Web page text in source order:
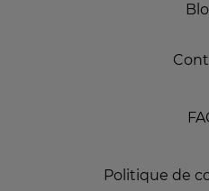
Politique de